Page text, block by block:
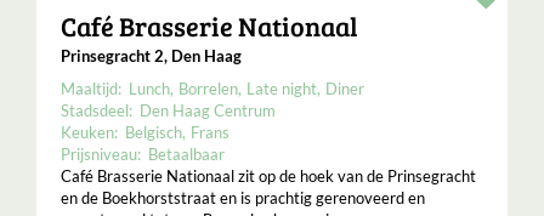
Café Brasserie Nationaal
Prinsegracht 2, Den Haag
Maaltijd: Lunch Borrelen Late night Diner
Stadsdeel: Den Haag Centrum
Keuken: Belgisch Frans
Prijsniveau: Betaalbaar
Café Brasserie Nationaal zit op de hoek van de Prinsegracht
en de Boekhorststraat en is prachtig gerenoveerd en